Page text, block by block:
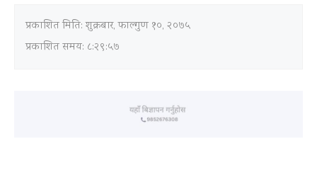
प्रकाशित मिति:शुक्रबार, फाल्गुण १०, २०७५
प्रकाशित समय: ८:२९:५७